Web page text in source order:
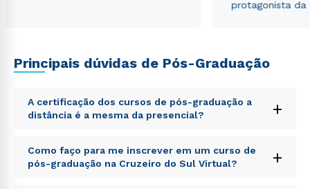
protagonista da
Principais dúvidas de Pós-Graduação
A certificação dos cursos de pós-graduação a
distância é a mesma da presencial?
+
Sed ut perspiciatis unde omnis iste natus error sit
voluptatem accusantium doloremque laudantium,
totam rem aperiam, eaque ipsa quae ab illo inventore
Como faço para me inscrever em um curso de
pós-graduação na Cruzeiro do Sul Virtual?
+